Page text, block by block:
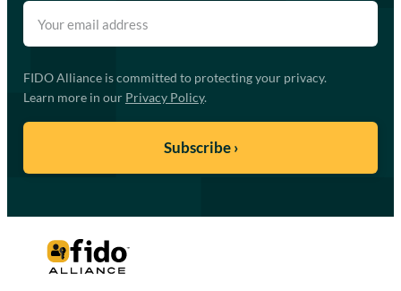
FIDO Alliance is committed to protecting your privacy.
Learn more in our Privacy Policy.